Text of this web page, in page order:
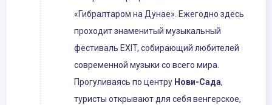
«Гибралтаром на Дунае». Ежегодно здесь
проходит знаменитый музыкальный
фестиваль EXIT, собирающий любителей
современной музыки со всего мира.
Прогуливаясь по центру Нови-Сада,
туристы открывают для себя венгерское,